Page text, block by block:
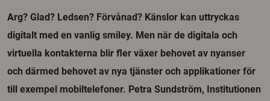
Arg? Glad? Ledsen? Förvånad? Känslor kan uttryckas
digitalt med en vanlig smiley. Men när de digitala och
virtuella kontakterna blir fler växer behovet av nyanser
och därmed behovet av nya tjänster och applikationer för
till exempel mobiltelefoner. Petra Sundström, Institutionen